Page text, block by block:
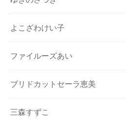
よこざわけい子
ファイルーズあい
ブリドカットセーラ恵美
三森すずこ